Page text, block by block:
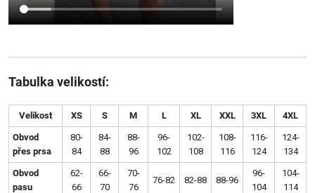
Tabulka velikostí:
Velikost XS S M L XL XXL 3XL 4XL
Obvod
přes prsa
80-
84
84-
88
88-
96
96-
102
102-
108
108-
116
116-
124
124-
134
Obvod
pasu
62-
66
66-
70
70-
76
76-82 82-88 88-96
96-
104
104-
114